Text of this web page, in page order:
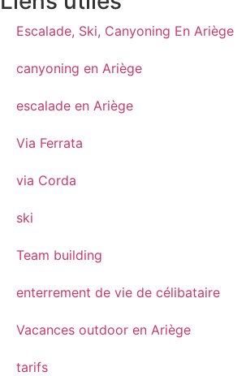
Escalade, Ski, Canyoning En Ariège
canyoning en Ariège
escalade en Ariège
Via Ferrata
via Corda
ski
Team building
enterrement de vie de célibataire
Vacances outdoor en Ariège
tarifs